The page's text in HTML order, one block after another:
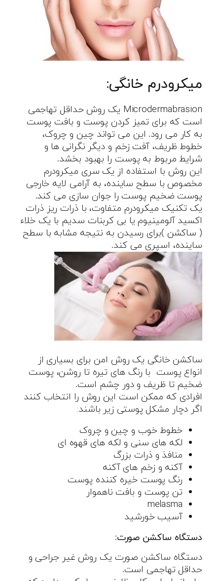
میکرودرم خانگی:
Microdermabrasion یک روش حداقل تهاجمی
است که برای تمیز کردن پوست و بافت پوست
به کار می رود. این می تواند چین و چروک،
خطوط ظریف، آفت زخم و دیگر نگرانی ها و
شرایط مربوط به پوست را بهبود بخشد.
این روش با استفاده از یک سری میکرودرم
مخصوص با سطح ساینده، به آرامی لایه خارجی
پوست ضخیم پوست را جوان سازی می کند.
یک تکنیک میکرودرم متفاوت، با ذرات ریز ذرات
اکسید آلومینیوم یا بی کربنات سدیم با یک خلاء
( ساکشن )برای رسیدن به نتیجه مشابه با سطح
ساینده، اسپری می کند.
ساکشن خانگی یک روش امن برای بسیاری از
انواع پوست با رنگ های تیره تا روشن، پوست
ضخیم تا ظریف و دور چشم است.
افرادی که ممکن است این روش را انتخاب کنند
اگر دچار مشکل پوستی زیر باشند:
خطوط خوب و چین و چروک
لکه های سنی و لکه های قهوه ای
منافذ و ذرات بزرگ
آکنه و زخم های آکنه
رنگ پوست خیره کننده پوست
تن پوست و بافت ناهموار
melasma
آسیب خورشید
دستگاه ساکشن صورت:
دستگاه ساکشن صورت یک روش غیر جراحی و
حداقل تهاجمی است.